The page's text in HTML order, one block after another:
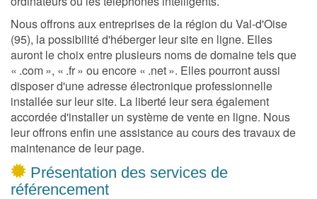
Nous offrons aux entreprises de la région du Val-d'Oise
(95), la possibilité d'héberger leur site en ligne. Elles
auront le choix entre plusieurs noms de domaine tels que
« .com », « .fr » ou encore « .net ». Elles pourront aussi
disposer d'une adresse électronique professionnelle
installée sur leur site. La liberté leur sera également
accordée d'installer un système de vente en ligne. Nous
leur offrons enfin une assistance au cours des travaux de
maintenance de leur page.
Présentation des services de
référencement